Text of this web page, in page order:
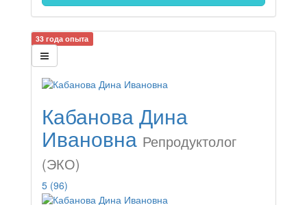
33 года опыта
Кабанова Дина
Ивановна Репродуктолог
(ЭКО)
5 (96)